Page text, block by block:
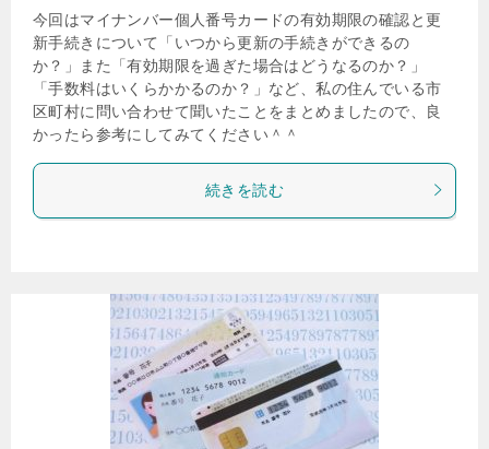
今回はマイナンバー個人番号カードの有効期限の確認と更
新手続きについて「いつから更新の手続きができるの
か？」また「有効期限を過ぎた場合はどうなるのか？」
「手数料はいくらかかるのか？」など、私の住んでいる市
区町村に問い合わせて聞いたことをまとめましたので、良
かったら参考にしてみてください＾＾
続きを読む